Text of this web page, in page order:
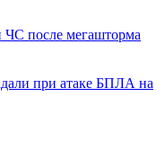
ЧС после мегашторма
при атаке БПЛА на